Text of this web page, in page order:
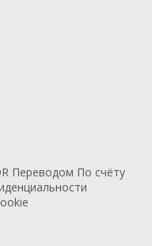
Переводом По счёту